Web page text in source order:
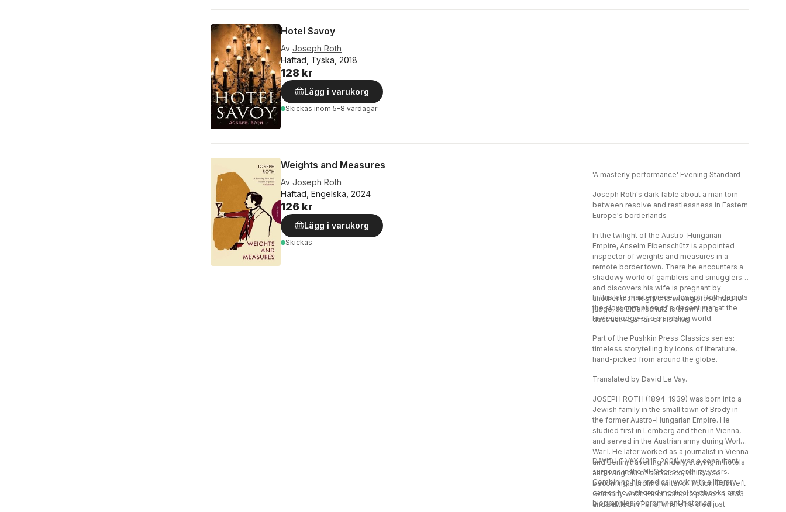
Hotel Savoy
Av Joseph Roth
Häftad, Tyska, 2018
128 kr
Lägg i varukorg
Skickas inom 5-8 vardagar
Weights and Measures
Av Joseph Roth
Häftad, Engelska, 2024
126 kr
Lägg i varukorg
Skickas
'A masterly performance' Evening Standard
Joseph Roth's dark fable about a man torn
between resolve and restlessness in Eastern
Europe's borderlands
In the twilight of the Austro-Hungarian
Empire, Anselm Eibenschütz is appointed
inspector of weights and measures in a
remote border town. There he encounters a
shadowy world of gamblers and smugglers -
and discovers his wife is pregnant by
another man. Right and wrong prove hard to
judge, as Eibenschütz is drawn into a
destructive affair of his own.
In this late masterpiece, Joseph Roth depicts
the slow corruption of a decent man at the
lawless edge of a crumbling world.
Part of the Pushkin Press Classics series:
timeless storytelling by icons of literature,
hand-picked from around the globe.
Translated by David Le Vay.
JOSEPH ROTH (1894-1939) was born into a
Jewish family in the small town of Brody in
the former Austro-Hungarian Empire. He
studied first in Lemberg and then in Vienna,
and served in the Austrian army during World
War I. He later worked as a journalist in Vienna
and Berlin, travelling widely, staying in hotels
and living out of suitcases, while also
becoming a prolific writer of fiction. Roth left
Germany when Hitler came to power in 1933
and settled in Paris, where he died just
DAVID LE VAY (1915-2001) was a consultant
surgeon in the NHS for over thirty years.
Combining his medical work with a literary
career, he authored medical textbooks and
biographies of prominent historical